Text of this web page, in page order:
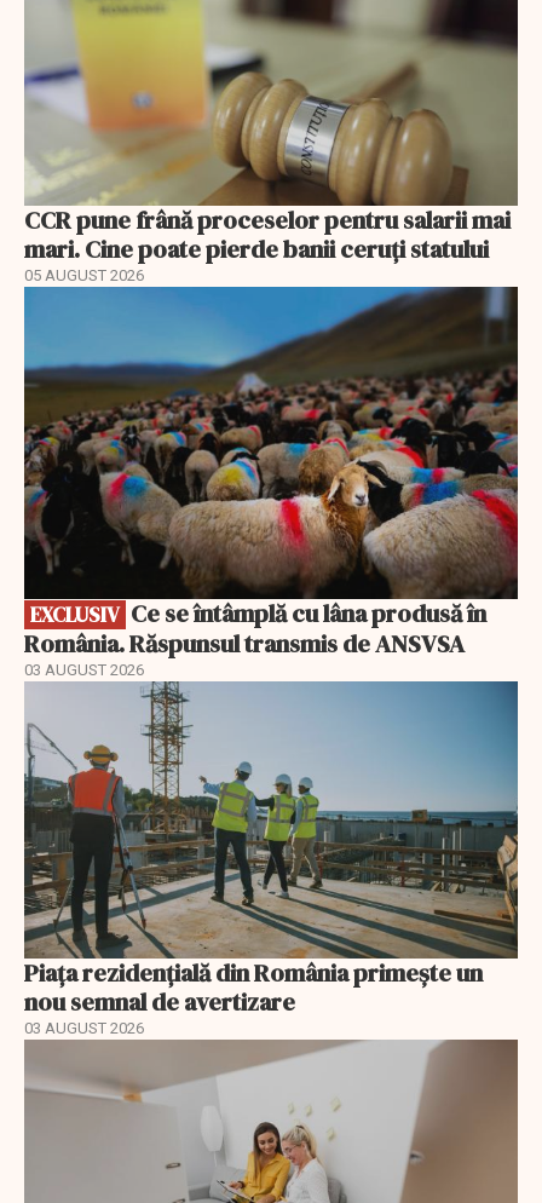
CCR pune frână proceselor pentru salarii mai
mari. Cine poate pierde banii ceruți statului
05 AUGUST 2026
EXCLUSIV
România. Răspunsul transmis de ANSVSA
03 AUGUST 2026
Piața rezidențială din România primește un
nou semnal de avertizare
03 AUGUST 2026